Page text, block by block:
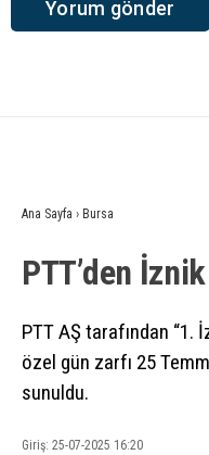
Ana Sayfa › Bursa
PTT’den
PTT AŞ tarafından “1.
özel gün zarfı 25
sunuldu.
Giriş: 25-07-2025 16:20